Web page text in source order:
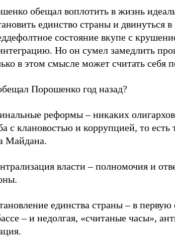
обещал воплотить в жизнь
единство страны и двинуться
состояние вкупе с
Но он сумел замедлить
в этом смысле может считать себя
Порошенко год назад?
реформы – никаких
с клановостью и коррупцией, то есть
Майдана.
власти – полномочия и
единства страны – в первую
– и недолгая, «считаные часы»,